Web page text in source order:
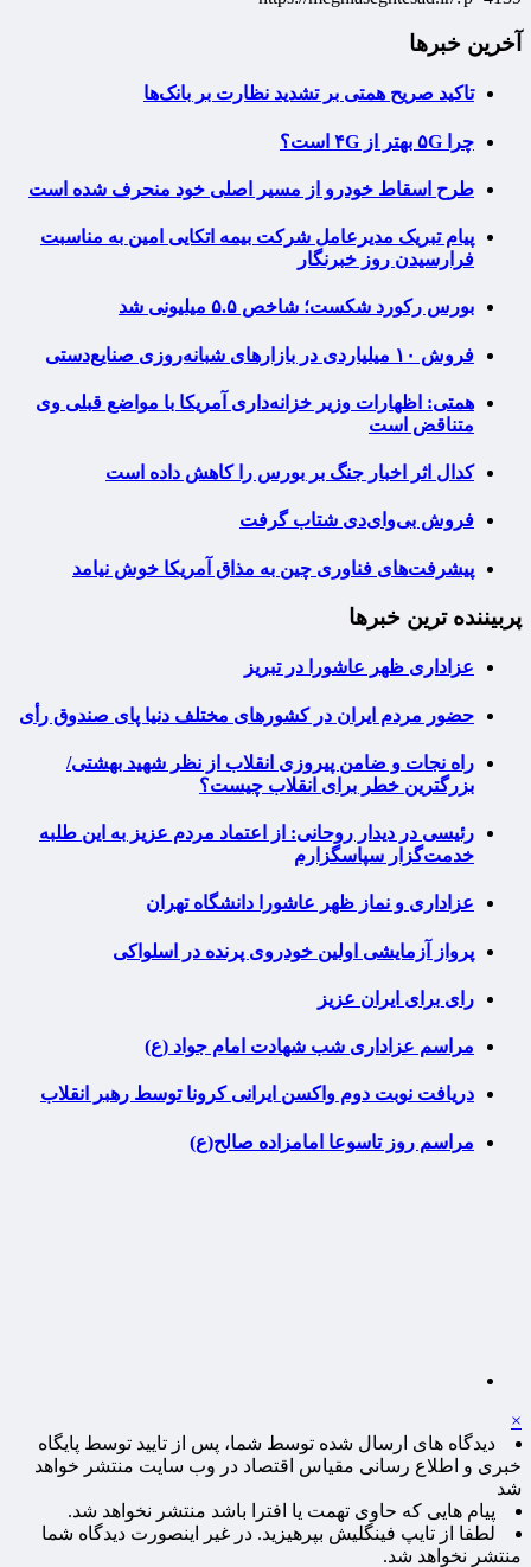
آخرین خبرها
تاکید صریح همتی بر تشدید نظارت بر بانک‌ها
چرا ۵G بهتر از ۴G است؟
طرح اسقاط خودرو از مسیر اصلی خود منحرف شده است
پیام تبریک مدیرعامل شرکت بیمه اتکایی امین به مناسبت
فرارسیدن روز خبرنگار
بورس رکورد شکست؛ شاخص ۵.۵ میلیونی شد
فروش ۱۰ میلیاردی در بازارهای شبانه‌روزی صنایع‌دستی
همتی: اظهارات وزیر خزانه‌داری آمریکا با مواضع قبلی وی
متناقض است
کدال اثر اخبار جنگ بر بورس را کاهش داده است
فروش بی‌وای‌دی شتاب گرفت
پیشرفت‌های فناوری چین به مذاق آمریکا خوش نیامد
پربیننده ترین خبرها
عزاداری ظهر عاشورا در تبریز
حضور مردم ایران در کشورهای مختلف دنیا پای صندوق رأی
راه نجات و ضامن پیروزی انقلاب از نظر شهید بهشتی/
بزرگترین خطر برای انقلاب چیست؟
رئیسی در دیدار روحانی: از اعتماد مردم عزیز به این طلبه
خدمت‌گزار سپاسگزارم
عزاداری و نماز ظهر عاشورا دانشگاه تهران
پرواز آزمایشی اولین خودروی پرنده در اسلواکی
رای برای ایران عزیز
مراسم عزاداری شب شهادت امام جواد (ع)
دریافت نوبت دوم واکسن ایرانی کرونا توسط رهبر انقلاب
مراسم روز تاسوعا امامزاده صالح(ع)
×
دیدگاه های ارسال شده توسط شما، پس از تایید توسط پایگاه
خبری و اطلاع رسانی مقیاس اقتصاد در وب سایت منتشر خواهد
شد
پیام هایی که حاوی تهمت یا افترا باشد منتشر نخواهد شد.
لطفا از تایپ فینگلیش بپرهیزید. در غیر اینصورت دیدگاه شما
منتشر نخواهد شد.